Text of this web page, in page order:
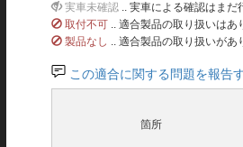
実車未確認 .. 実車による確認はまだ
取付不可 .. 適合製品の取り扱いは
製品なし .. 適合製品の取り扱いがあ
この適合に関する問題を報告
箇所